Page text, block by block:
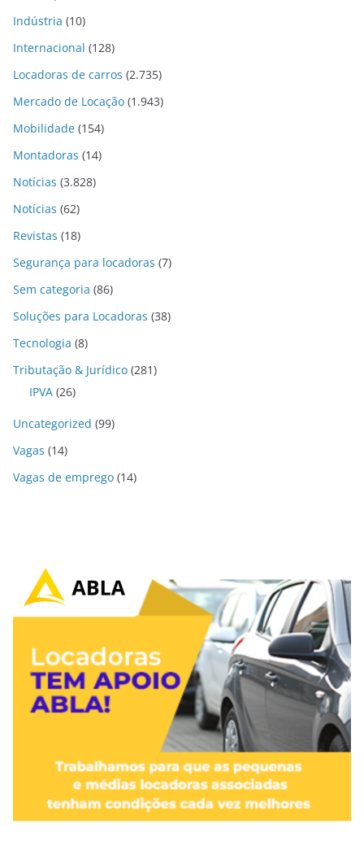
Indústria (10)
Internacional (128)
Locadoras de carros (2.735)
Mercado de Locação (1.943)
Mobilidade (154)
Montadoras (14)
Notícias (3.828)
Notícias (62)
Revistas (18)
Segurança para locadoras (7)
Sem categoria (86)
Soluções para Locadoras (38)
Tecnologia (8)
Tributação & Jurídico (281)
IPVA (26)
Uncategorized (99)
Vagas (14)
Vagas de emprego (14)